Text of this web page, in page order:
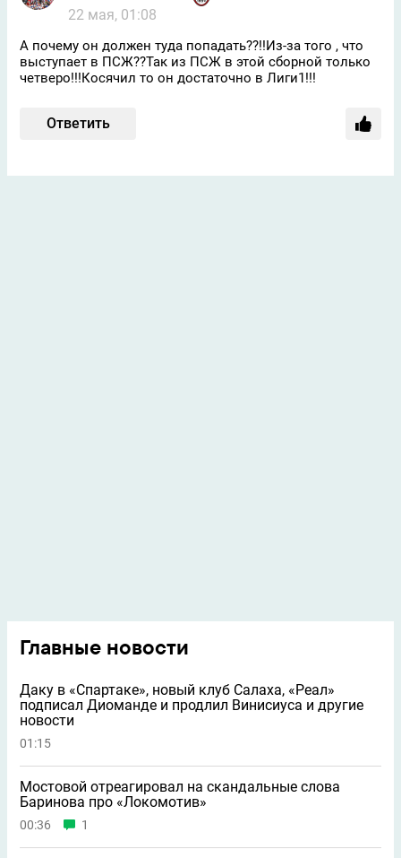
22 мая, 01:08
А почему он должен туда попадать??!!Из-за того , что
выступает в ПСЖ??Так из ПСЖ в этой сборной только
четверо!!!Косячил то он достаточно в Лиги1!!!
Ответить
Главные новости
Даку в «Спартаке», новый клуб Салаха, «Реал»
подписал Диоманде и продлил Винисиуса и другие
новости
01:15
Мостовой отреагировал на скандальные слова
Баринова про «Локомотив»
00:36 1